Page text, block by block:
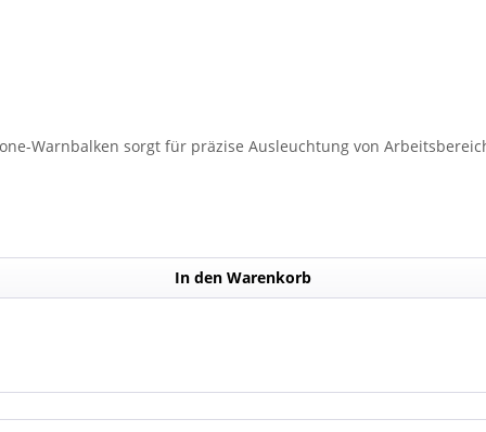
Warnbalken sorgt für präzise Ausleuchtung von
In den Warenkorb